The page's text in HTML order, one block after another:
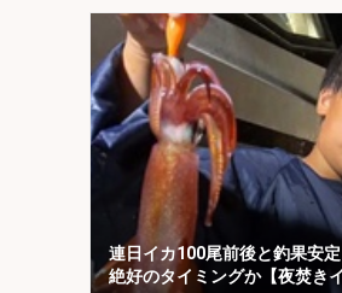
連日イカ100尾前後と釣果安
絶好のタイミングか【夜焚き